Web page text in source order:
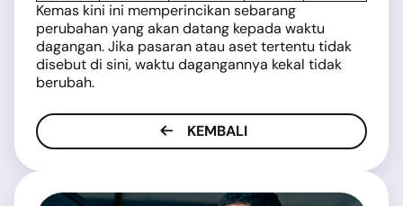
Kemas kini ini memperincikan sebarang
perubahan yang akan datang kepada waktu
dagangan. Jika pasaran atau aset tertentu tidak
disebut di sini, waktu dagangannya kekal tidak
berubah.
KEMBALI